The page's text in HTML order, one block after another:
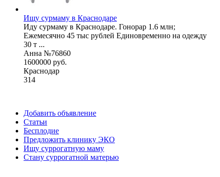
Ищу сурмаму в Краснодаре
Иду сурмаму в Краснодаре. Гонорар 1.6 млн;
Ежемесячно 45 тыс рублей Единовременно на одежду
30 т ...
Анна №76860
1600000 руб.
Краснодар
314
Добавить объявление
Статьи
Бесплодие
Предложить клинику ЭКО
Ищу суррогатную маму
Стану суррогатной матерью